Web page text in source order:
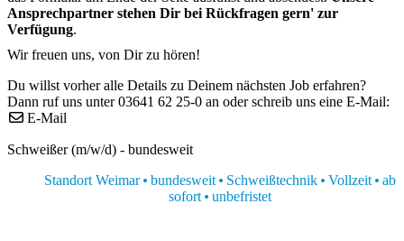
Ansprechpartner stehen Dir bei Rückfragen gern' zur
Verfügung.
Wir freuen uns, von Dir zu hören!
Du willst vorher alle Details zu Deinem nächsten Job erfahren?
Dann ruf uns unter 03641 62 25-0 an oder schreib uns eine E-Mail:
E-Mail
Schweißer (m/w/d) - bundesweit
Standort Weimar
bundesweit Schweißtechnik Vollzeit
ab
sofort
unbefristet